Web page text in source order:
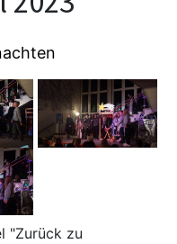
"Zurück zu